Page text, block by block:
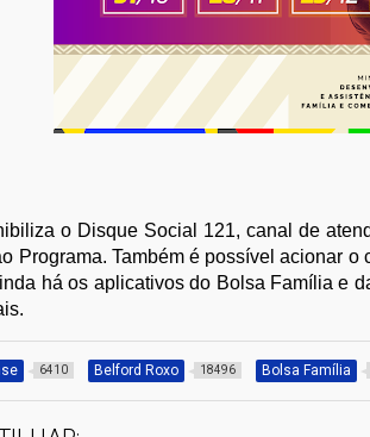
o Disque Social 121, canal de
Programa. Também é possível acionar
há os aplicativos do Bolsa Família e
6410 Belford Roxo 18496 Bolsa Família